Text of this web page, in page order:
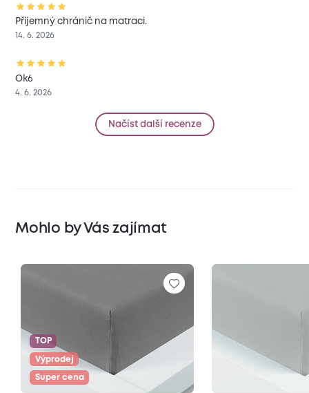
Příjemný chránič na matraci.
14. 6. 2026
Ok6
4. 6. 2026
Načíst další recenze
Mohlo by Vás zajímat
TOP
Výprodej
Super cena